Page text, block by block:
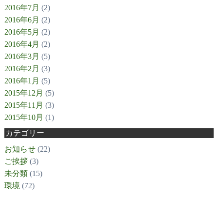
2016年7月 (2)
2016年6月 (2)
2016年5月 (2)
2016年4月 (2)
2016年3月 (5)
2016年2月 (3)
2016年1月 (5)
2015年12月 (5)
2015年11月 (3)
2015年10月 (1)
カテゴリー
お知らせ(22)
ご挨拶(3)
未分類(15)
環境 (72)